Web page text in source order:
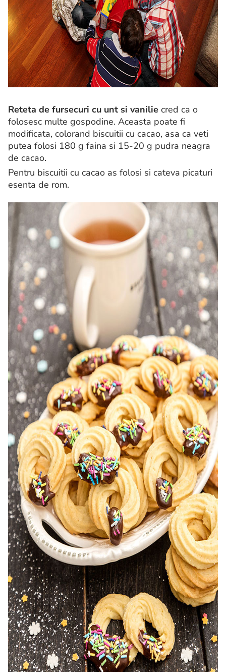
Reteta de fursecuri cu unt si vanilie cred ca o
folosesc multe gospodine. Aceasta poate fi
modificata, colorand biscuitii cu cacao, asa ca veti
putea folosi 180 g faina si 15-20 g pudra neagra
de cacao.
Pentru biscuitii cu cacao as folosi si cateva picaturi
esenta de rom.